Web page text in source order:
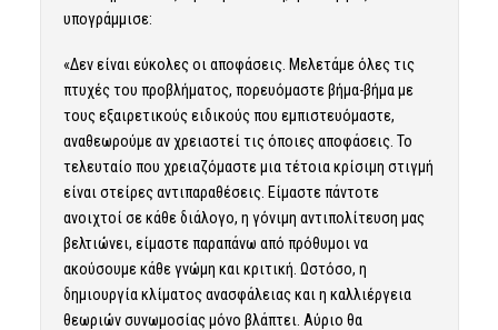
υπογράμμισε:
«Δεν είναι εύκολες οι αποφάσεις. Μελετάμε όλες τις
πτυχές του προβλήματος, πορευόμαστε βήμα-βήμα με
τους εξαιρετικούς ειδικούς που εμπιστευόμαστε,
αναθεωρούμε αν χρειαστεί τις όποιες αποφάσεις. Το
τελευταίο που χρειαζόμαστε μια τέτοια κρίσιμη στιγμή
είναι στείρες αντιπαραθέσεις. Είμαστε πάντοτε
ανοιχτοί σε κάθε διάλογο, η γόνιμη αντιπολίτευση μας
βελτιώνει, είμαστε παραπάνω από πρόθυμοι να
ακούσουμε κάθε γνώμη και κριτική. Ωστόσο, η
δημιουργία κλίματος ανασφάλειας και η καλλιέργεια
θεωριών συνωμοσίας μόνο βλάπτει. Αύριο θα